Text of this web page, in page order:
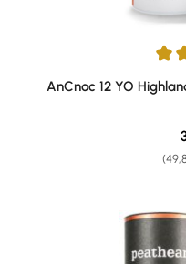
Durchschnittliche
AnCnoc 12 YO